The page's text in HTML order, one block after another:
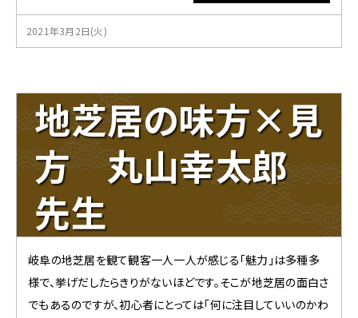
こ
の
ペ
の
本
文
へ
移
動
メ
ニ
ュ
へ
移
動
2021年3月2日(火)
地芝居の味方×見
方 丸山幸太郎
先生
岐阜の地芝居を観て観客一人一人が感じる「魅力」は多種多
様で、挙げだしたらきりがないほどです。そこが地芝居の面白さ
でもあるのですが、初心者にとっては「何に注目していいのかわ